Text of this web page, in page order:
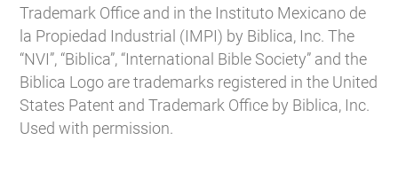
Trademark Office and in the Instituto Mexicano de
la Propiedad Industrial (IMPI) by Biblica, Inc. The
“NVI”, “Biblica”, “International Bible Society” and the
Biblica Logo are trademarks registered in the United
States Patent and Trademark Office by Biblica, Inc.
Used with permission.